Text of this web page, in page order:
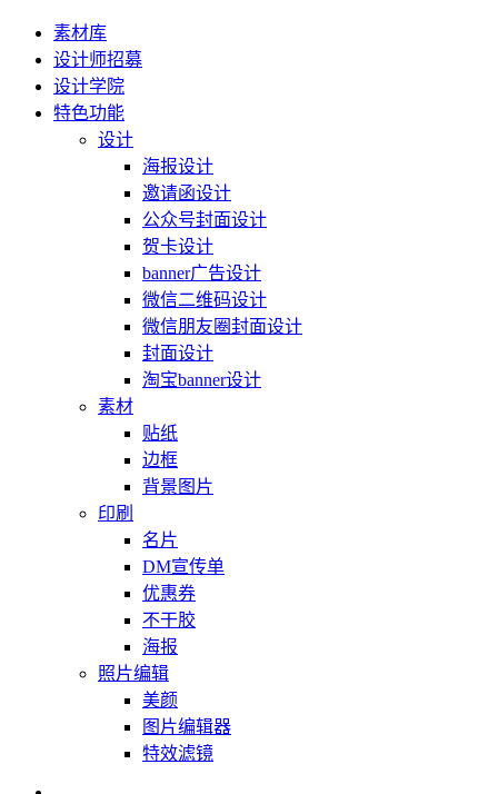
素材库
设计师招募
设计学院
特色功能
设计
海报设计
邀请函设计
公众号封面设计
贺卡设计
banner广告设计
微信二维码设计
微信朋友圈封面设计
封面设计
淘宝banner设计
素材
贴纸
边框
背景图片
印刷
名片
DM宣传单
优惠券
不干胶
海报
照片编辑
美颜
图片编辑器
特效滤镜